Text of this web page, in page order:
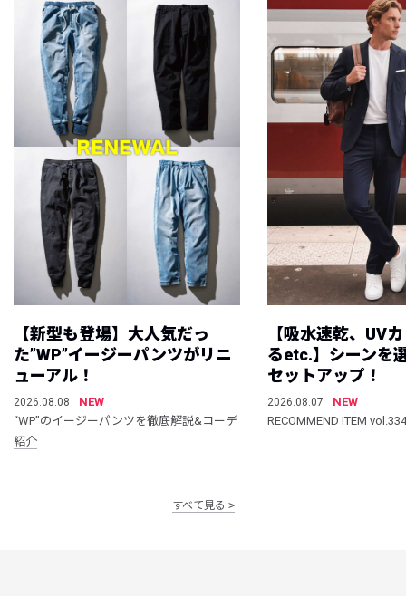
【新型も登場】大人気だっ
た”WP”イージーパンツがリニ
ューアル！
2026.08.08
NEW
“WP”のイージーパンツを徹底解説&コーデ
紹介
【吸水速乾、UV
るetc.】シーンを
セットアップ！
2026.08.07
NEW
RECOMMEND ITEM vol.334
すべて見る